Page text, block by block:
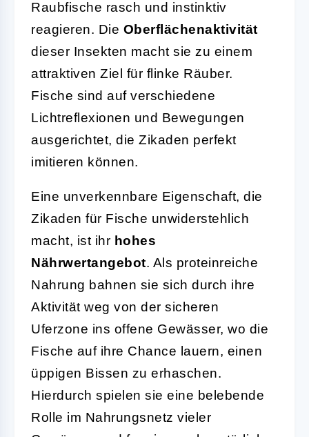
Raubfische rasch und instinktiv
reagieren. Die Oberflächenaktivität
dieser Insekten macht sie zu einem
attraktiven Ziel für flinke Räuber.
Fische sind auf verschiedene
Lichtreflexionen und Bewegungen
ausgerichtet, die Zikaden perfekt
imitieren können.
Eine unverkennbare Eigenschaft, die
Zikaden für Fische unwiderstehlich
macht, ist ihr hohes
Nährwertangebot. Als proteinreiche
Nahrung bahnen sie sich durch ihre
Aktivität weg von der sicheren
Uferzone ins offene Gewässer, wo die
Fische auf ihre Chance lauern, einen
üppigen Bissen zu erhaschen.
Hierdurch spielen sie eine belebende
Rolle im Nahrungsnetz vieler